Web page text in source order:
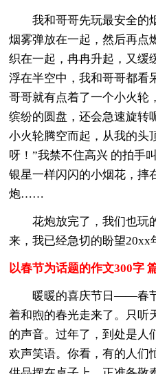
我和哥哥先玩最安全的
烟雾弹放在一起，然后再点
织在一起，冉冉升起，又缓
浮在半空中，我和哥哥都看
哥哥就有点着了一个小火轮
缤纷的圆盘，还会急速旋转
小火轮腾空而起，从我的头
呀！”我禁不住高兴 的拍手
银星一样闪闪的小烟花，摔
炮……
花炮放完了，我们也玩
来，我已经急切的盼望20xx
以春节为话题的作文300字
暖暖的喜庆节日——春
着和煦的春光走来了。只听
的声音。过年了，到处是人
欢声笑语。你看，有的人们